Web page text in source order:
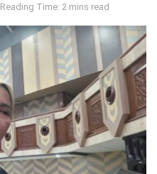
Reading Time: 2 mins read